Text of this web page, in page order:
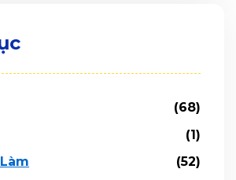
(68)
(1)
(52)